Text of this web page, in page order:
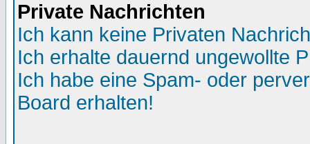
Private Nachrichten
Ich kann keine Privaten
Ich erhalte dauernd ungewollte
Ich habe eine Spam- oder
Board erhalten!